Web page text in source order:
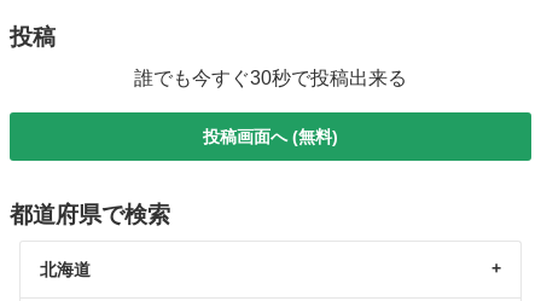
投稿
誰でも今すぐ30秒で投稿出来る
投稿画面へ (無料)
都道府県で検索
北海道